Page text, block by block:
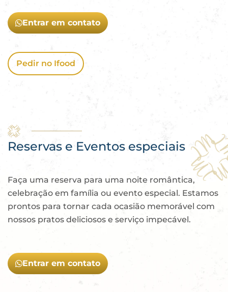
Entrar em contato
Pedir no Ifood
Reservas e Eventos especiais
Faça uma reserva para uma noite romântica,
celebração em família ou evento especial. Estamos
prontos para tornar cada ocasião memorável com
nossos pratos deliciosos e serviço impecável.
Entrar em contato